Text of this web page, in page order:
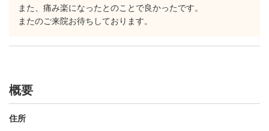
また、痛み楽になったとのことで良かったです。
またのご来院お待ちしております。
概要
住所